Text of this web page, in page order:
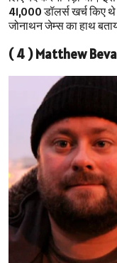
41,000 डॉलर्स खर्च किए
जोनाथन जेम्स का हाथ
( 4 ) Matthew